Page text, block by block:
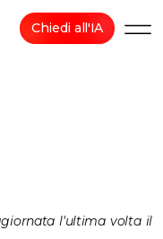
Chiedi all'IA
l'ultima volta il